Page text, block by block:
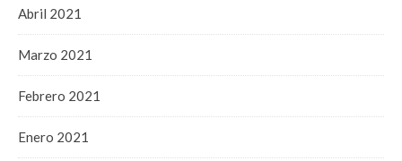
Abril 2021
Marzo 2021
Febrero 2021
Enero 2021